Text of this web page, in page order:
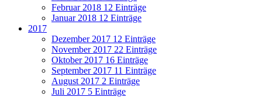
Februar 2018 12 Einträge
Januar 2018 12 Einträge
2017
Dezember 2017 12 Einträge
November 2017 22 Einträge
Oktober 2017 16 Einträge
September 2017 11 Einträge
August 2017 2 Einträge
Juli 2017 5 Einträge